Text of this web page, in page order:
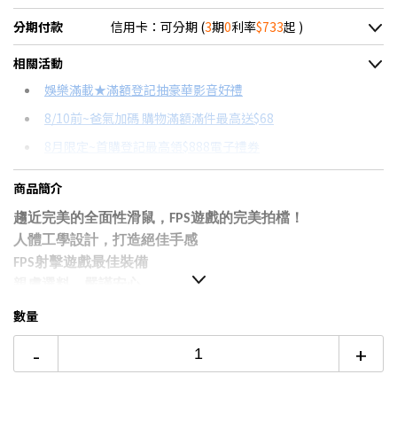
分期付款 信用卡：可分期 (3期0利率$733起 )
＊實際可分期數、適用利率，請以購物車顯示為主
信用卡分期
分期數
12期
24期
每期金額
$196
配合銀行/業者
18家銀行/業者
相關活動
娛樂滿載★滿額登記抽豪華影音好禮
8/10前~爸氣加碼 購物滿額滿件最高送$68
8月限定~首購登記最高領$888電子禮券
台灣大哥大Open Possible聯名卡滿額最高回饋25%
更多信用卡分期0利率滿額享回饋
商品簡介
趨近完美的全面性滑鼠， FPS遊戲的完美拍檔！
人體工學設計，打造絕佳手感
FPS射擊遊戲最佳裝備
數量
- +